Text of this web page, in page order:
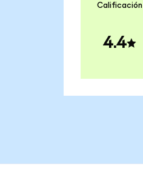
Calificación
4.4